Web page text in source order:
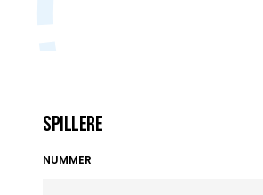
Spillere
NUMMER